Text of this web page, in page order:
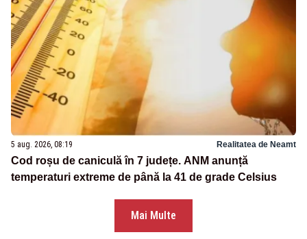
5 aug. 2026, 08:19 Realitatea de Neamt
Cod roșu de caniculă în 7 județe. ANM anunță
temperaturi extreme de până la 41 de grade Celsius
Mai Multe